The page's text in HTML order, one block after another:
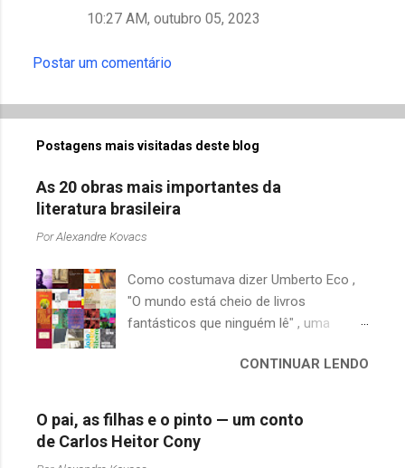
á
i
o
10:27 AM, outubro 05, 2023
Postar um comentário
Postagens mais visitadas deste blog
As 20 obras mais importantes da
literatura brasileira
PorAlexandre Kovacs
Como costumava dizer Umberto Eco ,
"O mundo está cheio de livros
fantásticos que ninguém lê" , uma
quando falamos de clássicos da
escritores brasileiros, somos forçados
a uma avaliação burocrática na escola e
acabamos adquirindo uma certa
CONTINUAR LENDO
O pai, as filhas e o pinto — um conto
de Carlos Heitor Cony